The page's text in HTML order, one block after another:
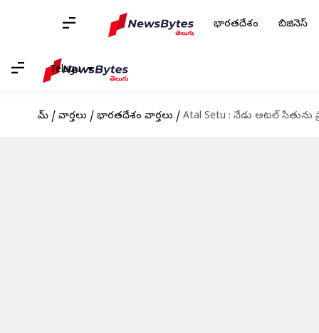
భారతదేశం బిజినెస్
Telugu
హోమ్ / వార్తలు / భారతదేశం వార్తలు / Atal Setu : నేడు అటల్